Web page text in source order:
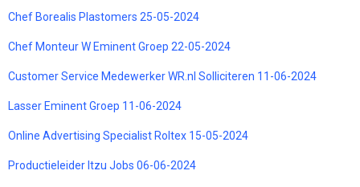
Chef Borealis Plastomers 25-05-2024
Chef Monteur W Eminent Groep 22-05-2024
Customer Service Medewerker WR.nl Solliciteren 11-06-2024
Lasser Eminent Groep 11-06-2024
Online Advertising Specialist Roltex 15-05-2024
Productieleider Itzu Jobs 06-06-2024